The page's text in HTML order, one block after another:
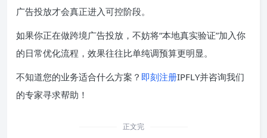
广告投放才会真正进入可控阶段。
如果你正在做跨境广告投放，不妨将“本地真实验证”加入你
的日常优化流程，效果往往比单纯调预算更明显。
不知道您的业务适合什么方案？ 即刻注册IPFLY并咨询我们
的专家寻求帮助！
正文完